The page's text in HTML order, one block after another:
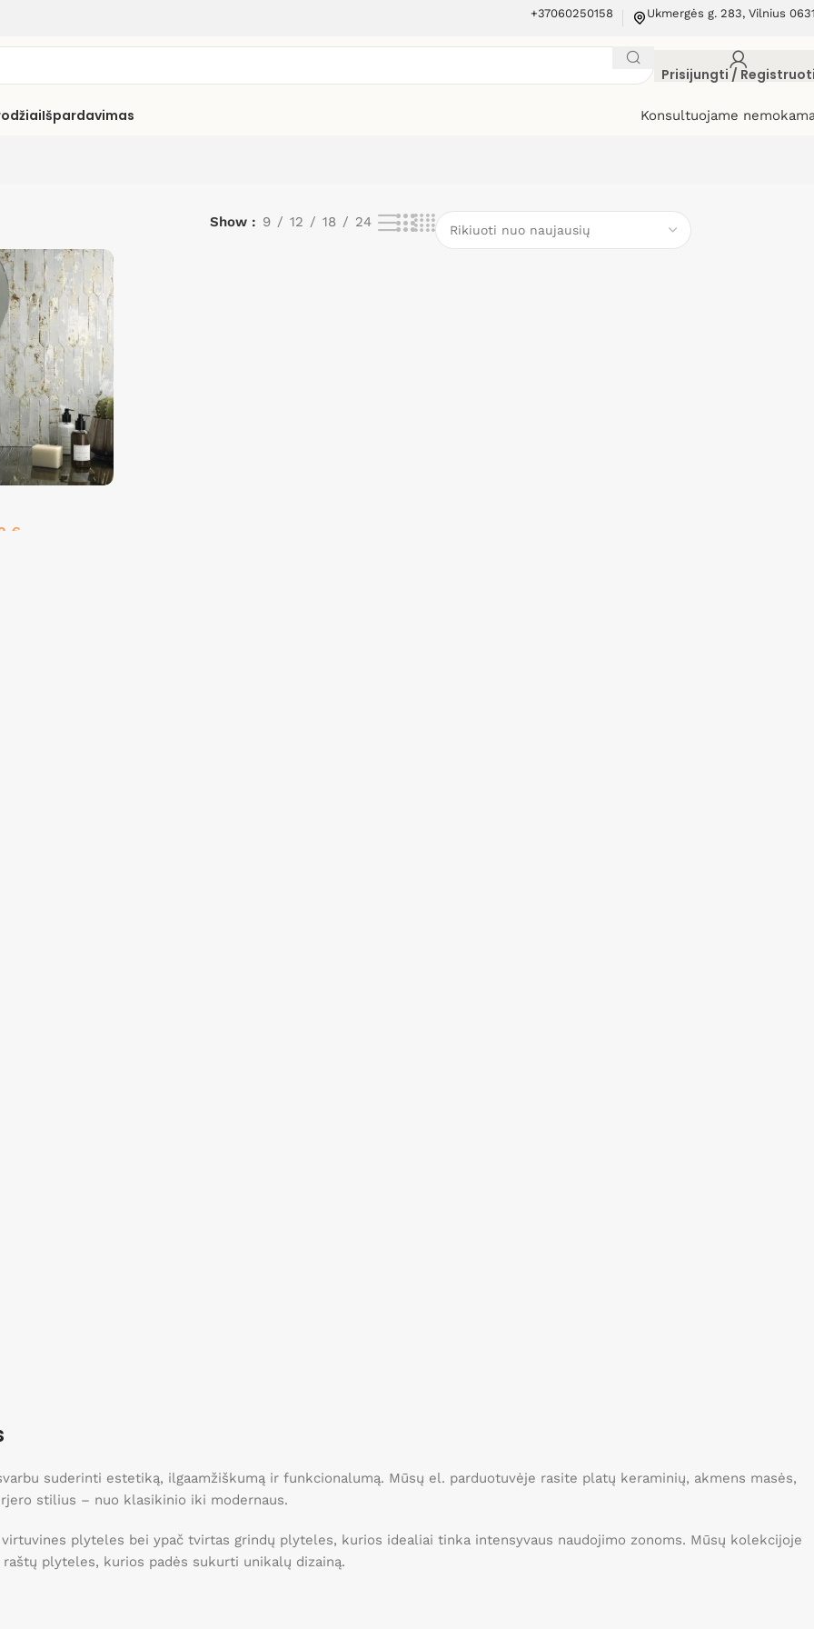
+37060250158 Ukmergės g. 283, Vilnius
Prisijungti /
Išpardavimas Konsultuojame
Show 9 12 18 24
€
suderinti estetiką, ilgaamžiškumą ir funkcionalumą. Mūsų el. parduotuvėje rasite platų keraminių, akmens masės,
stilius – nuo klasikinio iki modernaus.
plyteles bei ypač tvirtas grindų plyteles, kurios idealiai tinka intensyvaus naudojimo zonoms. Mūsų kolekcijoje
plyteles, kurios padės sukurti unikalų dizainą.